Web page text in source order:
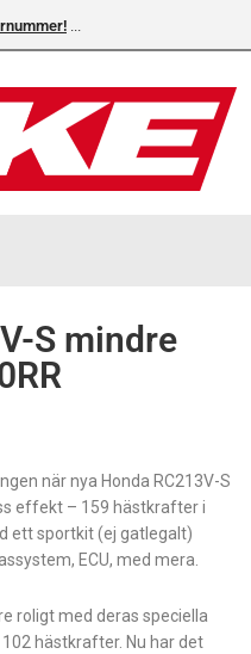
S mindre
när nya Honda RC213V-S
effekt – 159 hästkrafter i
ett sportkit (ej gatlegalt)
ECU, med mera.
roligt med deras speciella
102 hästkrafter. Nu har det